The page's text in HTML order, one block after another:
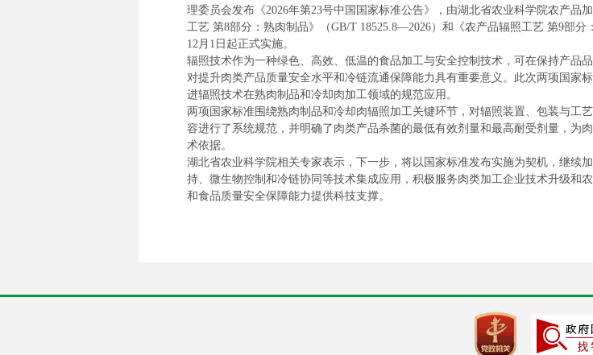
理委员会发布《2026年第23号中国国家标准公告》，由湖北省农业科学院农产品
工艺 第8部分：熟肉制品》（GB/T 18525.8—2026）和《农产品辐照工艺 第9部
12月1日起正式实施。
辐照技术作为一种绿色、高效、低温的食品加工与安全控制技术，可在保持产品
对提升肉类产品质量安全水平和冷链流通保障能力具有重要意义。此次两项国家
进辐照技术在熟肉制品和冷却肉加工领域的规范应用。
两项国家标准围绕熟肉制品和冷却肉辐照加工关键环节，对辐照装置、包装与工
容进行了系统规范，并明确了肉类产品杀菌的最低有效剂量和最高耐受剂量，为
术依据。
湖北省农业科学院相关专家表示，下一步，将以国家标准发布实施为契机，继续
持、微生物控制和冷链协同等技术集成应用，积极服务肉类加工企业技术升级和
和食品质量安全保障能力提供科技支撑。